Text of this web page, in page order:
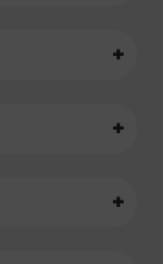
+
+
+